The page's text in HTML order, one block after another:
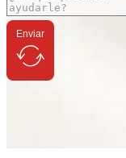
Enviar